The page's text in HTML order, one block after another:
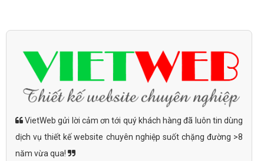
VietWeb gửi lời cảm ơn tới quý khách hàng đã luôn tin dùng
dịch vụ thiết kế website chuyên nghiệp suốt chặng đường >8
năm vừa qua!